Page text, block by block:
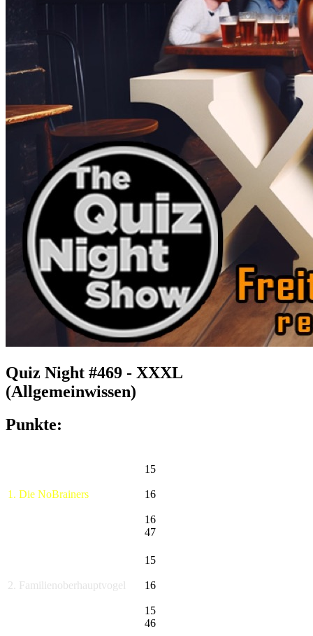
Quiz Night #469 - XXXL
(Allgemeinwissen)
Punkte:
1. Die NoBrainers
15
16
16
47
2. Familienoberhauptvogel
15
16
15
46